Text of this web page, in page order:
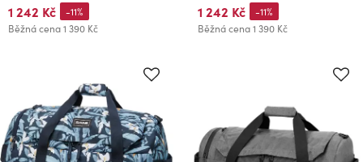
1 242 Kč
Běžná cena1 390 Kč
-11% 1 242 Kč
Běžná cena1 390 Kč
-11%